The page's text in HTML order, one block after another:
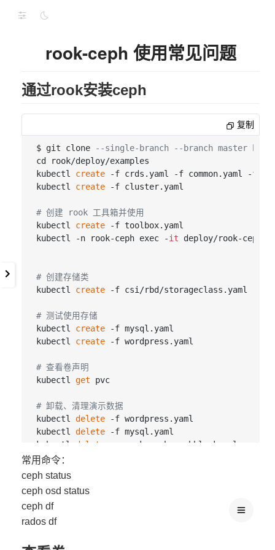
rook-ceph 使用常见问题
通过rook安装ceph
复制
$ git clone
--single-branch --branch master
cd rook/deploy/examples
kubectl create -f crds.yaml -f common.yaml -f
kubectl create -f cluster.yaml
# 创建 rook 工具箱并使用
kubectl create -f toolbox.yaml
kubectl -n rook-ceph exec -it deploy/rook-ceph-
# 创建存储类
kubectl create -f csi/rbd/storageclass.yaml
# 测试使用存储
kubectl create -f mysql.yaml
kubectl create -f wordpress.yaml
# 查看卷声明
kubectl get pvc
# 卸载、清理演示数据
kubectl delete -f wordpress.yaml
kubectl delete -f mysql.yaml
kubectl
delete
-n rook-ceph
kubectl
kubectl -n rook-ceph
常用命令：
ceph status
ceph osd status
ceph df
rados df